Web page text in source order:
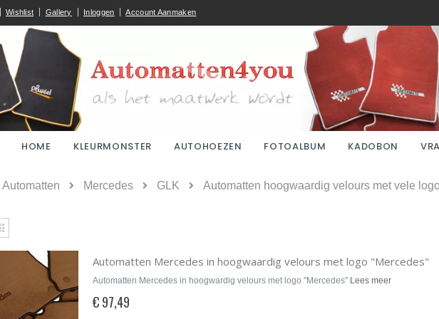
Wishlist Gallery Inloggen Account Aanmaken
HOME KLEURMONSTER AUTOHOEZEN FOTOALBUM KADOBON
Automatten Mercedes GLK Automatten hoogwaardig velours met vele
Automatten Mercedes in hoogwaardig velours met logo "Mercedes"
Automatten Mercedes in hoogwardig velours met logo "Mercedes" Lees meer
€ 97,49